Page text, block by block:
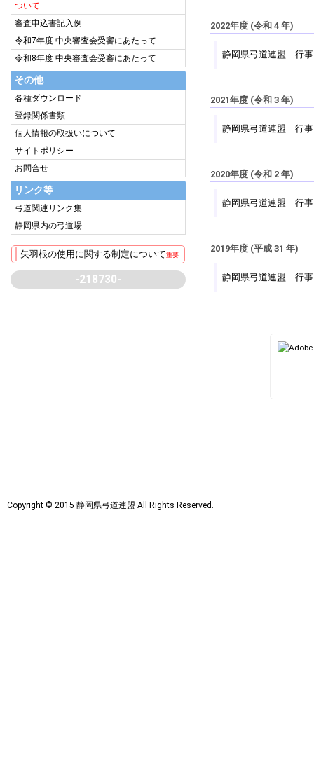
ついて
審査申込書記入例
令和7年度 中央審査会受審にあたって
令和8年度 中央審査会受審にあたって
その他
各種ダウンロード
登録関係書類
個人情報の取扱いについて
サイトポリシー
お問合せ
リンク等
弓道関連リンク集
静岡県内の弓道場
矢羽根の使用に関する制定について重要
-218730-
2022年度 (令和 4 年)
静岡県弓道連盟 行事
2021年度 (令和 3 年)
静岡県弓道連盟 行事
2020年度 (令和 2 年)
静岡県弓道連盟 行事
2019年度 (平成 31 年)
静岡県弓道連盟 行事
Copyright © 2015 静岡県弓道連盟 All Rights Reserved.